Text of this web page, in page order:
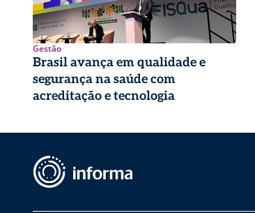
Gestão
Brasil avança em qualidade e
segurança na saúde com
acreditação e tecnologia